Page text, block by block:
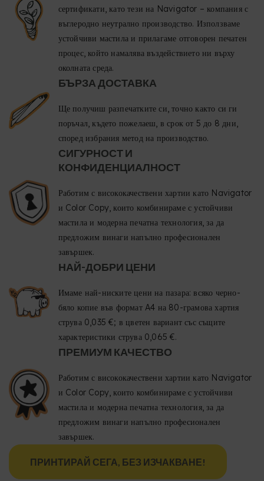
сертификати, като тези на Navigator – компания с
въглеродно неутрално производство. Използваме
устойчиви мастила и прилагаме отговорен печатен
процес, който намалява въздействието ни върху
околната среда.
БЪРЗА ДОСТАВКА
Ще получиш разпечатките си, точно както си ги
поръчал, където пожелаеш, в срок от 5 до 8 дни,
според избрания метод на производство.
СИГУРНОСТ И
КОНФИДЕНЦИАЛНОСТ
Работим с висококачествени хартии като Navigator
и Color Copy, които комбинираме с устойчиви
мастила и модерна печатна технология, за да
предложим винаги напълно професионален
завършек.
НАЙ-ДОБРИ ЦЕНИ
Имаме най-ниските цени на пазара: всяко черно-
бяло копие във формат A4 на 80-грамова хартия
струва 0,035 €; в цветен вариант със същите
характеристики струва 0,065 €.
ПРЕМИУМ КАЧЕСТВО
Работим с висококачествени хартии като Navigator
и Color Copy, които комбинираме с устойчиви
мастила и модерна печатна технология, за да
предложим винаги напълно професионален
завършек.
ПРИНТИРАЙ СЕГА, БЕЗ ИЗЧАКВАНЕ!